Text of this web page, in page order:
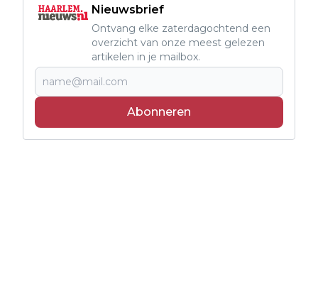
Nieuwsbrief
Ontvang elke zaterdagochtend een
overzicht van onze meest gelezen
artikelen in je mailbox.
Abonneren